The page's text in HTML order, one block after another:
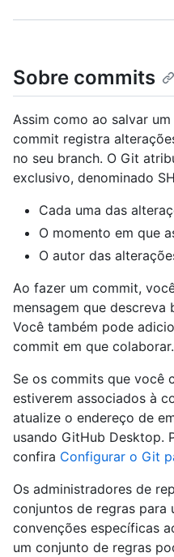
Sobre commits
Assim como ao salvar
commit registra
no seu branch. O Git
exclusivo, denominado
Cada uma das
O momento em que
O autor das
Ao fazer um commit,
mensagem que descreva
Você também pode
commit em que colaborar.
Se os commits que você
estiverem associados à
atualize o endereço de
usando GitHub Desktop.
confira Configurar o Git
Os administradores de
conjuntos de regras para
convenções específicas
um conjunto de regras